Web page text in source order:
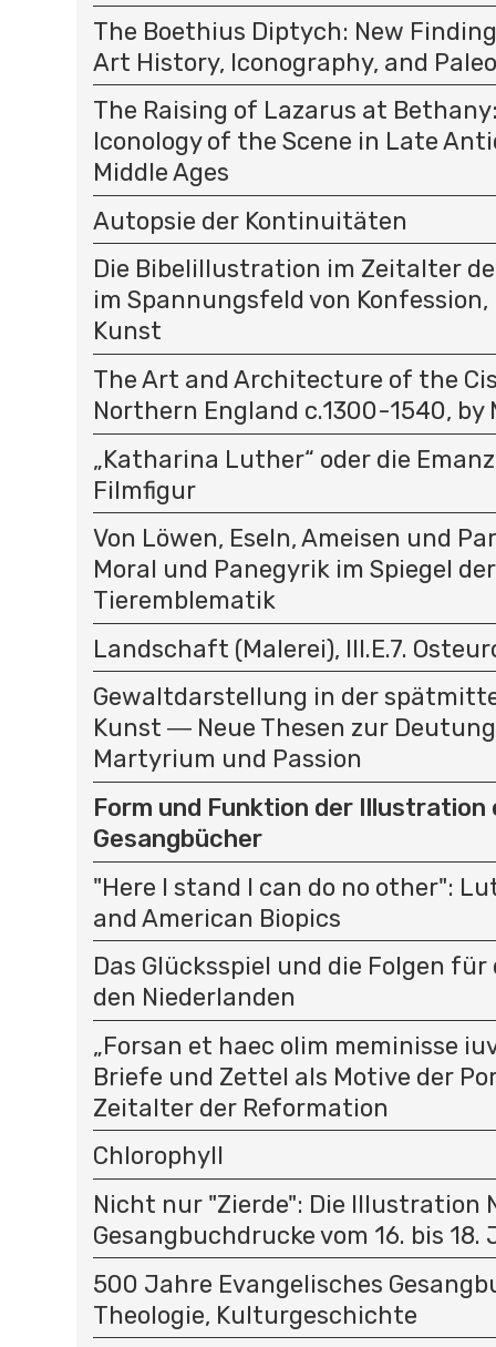
The Boethius Diptych: New
Art History, Iconography, and
The Raising of Lazarus at
Iconology of the Scene in Late
Middle Ages
Autopsie der Kontinuitäten
Die Bibelillustration im Zeitalter
im Spannungsfeld von Konfession,
Kunst
The Art and Architecture of the
Northern England c.1300-1540, by
„Katharina Luther“ oder die
Filmfigur
Von Löwen, Eseln, Ameisen und
Moral und Panegyrik im Spiegel der
Tieremblematik
Landschaft (Malerei), III.E.7.
Gewaltdarstellung in der
Kunst ― Neue Thesen zur
Martyrium und Passion
Form und Funktion der Illustration
Gesangbücher
"Here I stand I can do no other":
and American Biopics
Das Glücksspiel und die Folgen
den Niederlanden
„Forsan et haec olim meminisse
Briefe und Zettel als Motive der
Zeitalter der Reformation
Chlorophyll
Nicht nur "Zierde": Die Illustration
Gesangbuchdrucke vom 16. bis
500 Jahre Evangelisches
Theologie, Kulturgeschichte